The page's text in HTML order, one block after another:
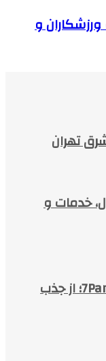
و
تهران
خدمات و
خدمات شبکه‌های اجتماعی 7Panel؛ از جذب